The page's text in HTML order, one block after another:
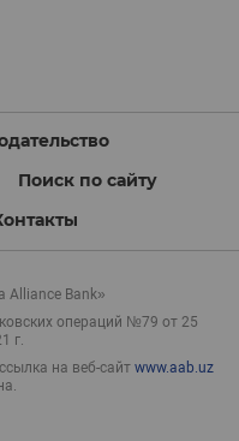
Поиск по сайту
Alliance Bank»
операций №79 от 25
г.
на веб-сайт www.aab.uz